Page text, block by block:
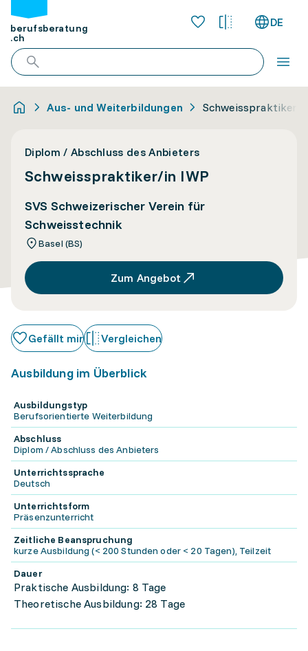
berufsberatung
.ch
DE
Aus- und Weiterbildungen Schweisspraktiker/
Diplom / Abschluss des Anbieters
Schweisspraktiker/in IWP
SVS Schweizerischer Verein für
Schweisstechnik
Basel (BS)
Zum Angebot
Gefällt mir Vergleichen
Ausbildung im Überblick
Ausbildungstyp
Berufsorientierte Weiterbildung
Abschluss
Diplom / Abschluss des Anbieters
Unterrichtssprache
Deutsch
Unterrichtsform
Präsenzunterricht
Zeitliche Beanspruchung
kurze Ausbildung (< 200 Stunden oder < 20 Tagen), Teilzeit
Dauer
Praktische Ausbildung: 8 Tage
Theoretische Ausbildung: 28 Tage